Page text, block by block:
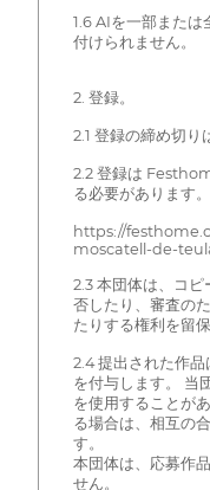
1.6 AIを一部または
付けられません。
2. 登録。
2.1 登録の締め切り
2.2 登録は
る必要があります。
https://
moscatell-de-
2.3 本団体は、コ
否したり、審査の
たりする権利を留保
2.4 提出された作
を付与します。 当
を使用することが
る場合は、相互の
す。
本団体は、応募作
せん。